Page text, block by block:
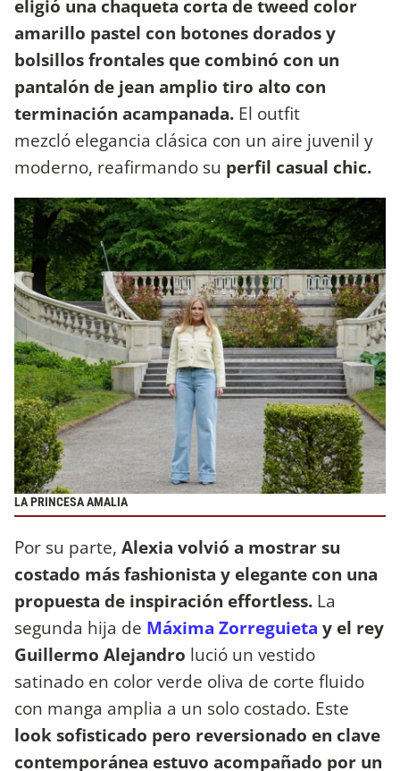
eligió una chaqueta corta de tweed color
amarillo pastel con botones dorados y
bolsillos frontalesque combinó con un
pantalón de jean amplio tiro alto con
terminación acampanada. El outfit
mezcló elegancia clásica con un aire juvenil y
moderno, reafirmando su perfil casual chic.
LA PRINCESA AMALIA
Por su parte, Alexia volvió a mostrar su
costado más fashionista y elegante con una
propuesta de inspiración effortless. La
segunda hija de Máxima Zorreguieta y el rey
Guillermo Alejandro lució un vestido
satinado en color verde oliva de corte fluido
con manga amplia a un solo costado. Este
look sofisticado pero reversionado en clave
contemporánea estuvo acompañado por un